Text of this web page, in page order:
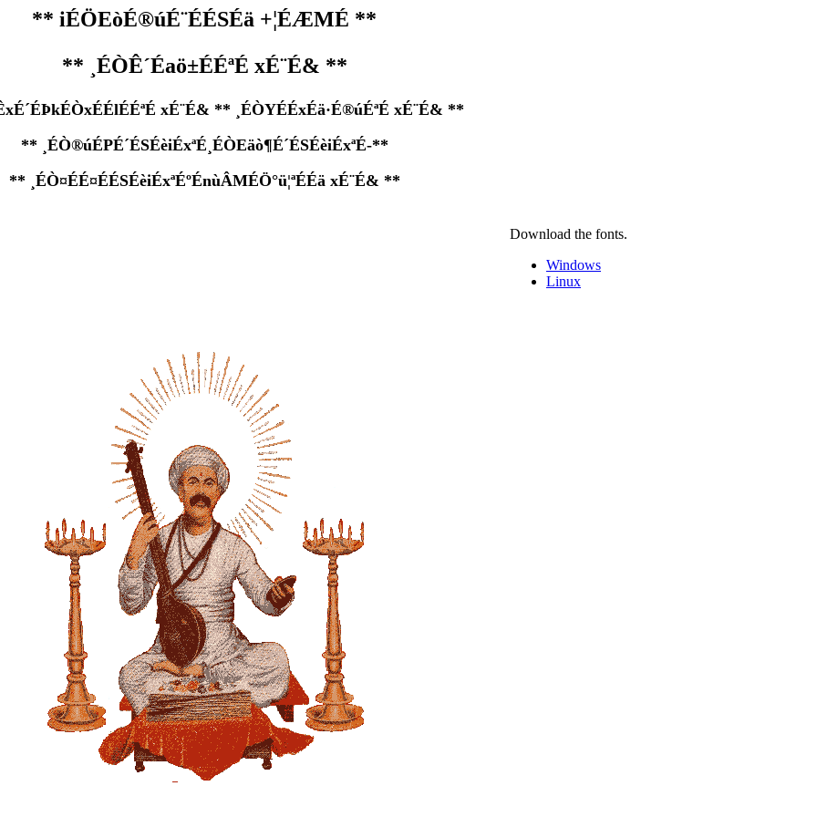
** iÉÖEòÉ®úÉ¨ÉÉSÉä +¦ÉÆMÉ **
** ¸ÉÒÊ´Éaö±ÉÉªÉ xÉ¨É& **
xÉ¨É& ** ¸ÉÒYÉÉxÉä·É®úÉªÉ xÉ¨É& **
** ¸ÉÒ®úÉPÉ´ÉSÉèiÉxªÉ¸ÉÒEäò¶É´ÉSÉèiÉxªÉ-**
** ¸ÉÒ¤ÉÉ¤ÉÉSÉèiÉxªÉºÉnùÂMÉÖ°ü¦ªÉÉä xÉ¨É& **
Download the fonts.
Windows
Linux